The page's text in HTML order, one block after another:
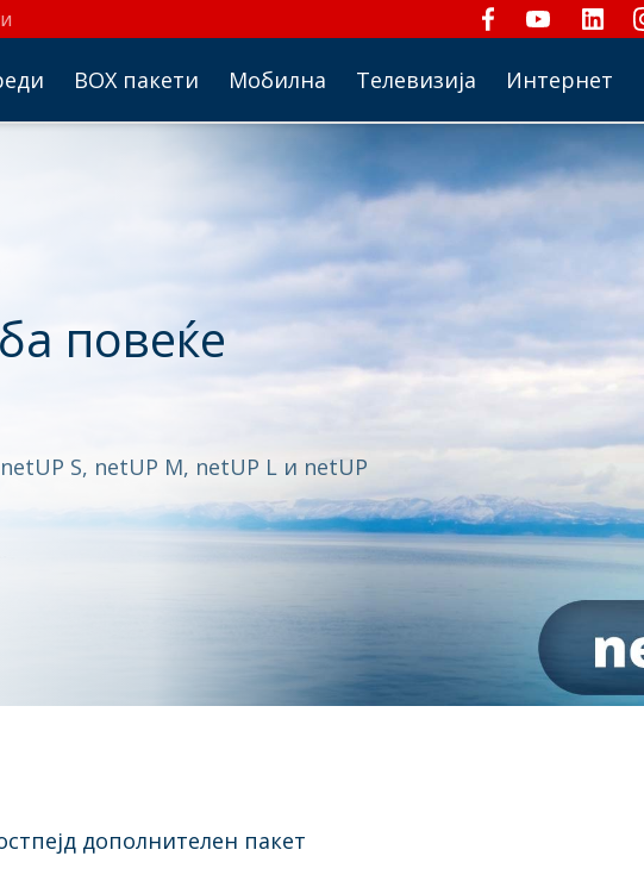
BOX пакети Мобилна Телевизија Интернет
повеќе
S, netUP M, netUP L и netUP
дополнителен пакет